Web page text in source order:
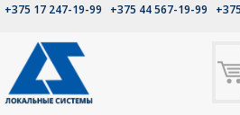
+375 17 247-19-99 +375 44 567-19-99